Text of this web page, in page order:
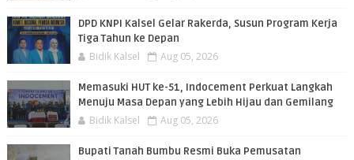
DPD KNPI Kalsel Gelar Rakerda, Susun Program Kerja
Tiga Tahun ke Depan
Bidik Kalsel Aug 05, 2026
Memasuki HUT ke-51, Indocement Perkuat Langkah
Menuju Masa Depan yang Lebih Hijau dan Gemilang
Bidik Kalsel Aug 05, 2026
Bupati Tanah Bumbu Resmi Buka Pemusatan